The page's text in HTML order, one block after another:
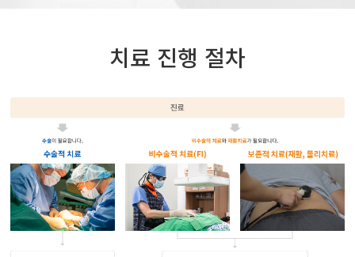
치료 진행 절차